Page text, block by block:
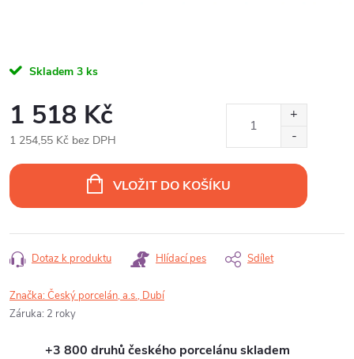
Skladem 3 ks
1 518 Kč
1 254,55 Kč bez DPH
cena:
VLOŽIT DO KOŠÍKU
Dotaz k produktu Hlídací pes Sdílet
Značka:Český porcelán, a.s., Dubí
Záruka: 2 roky
+3 800 druhů českého porcelánu skladem